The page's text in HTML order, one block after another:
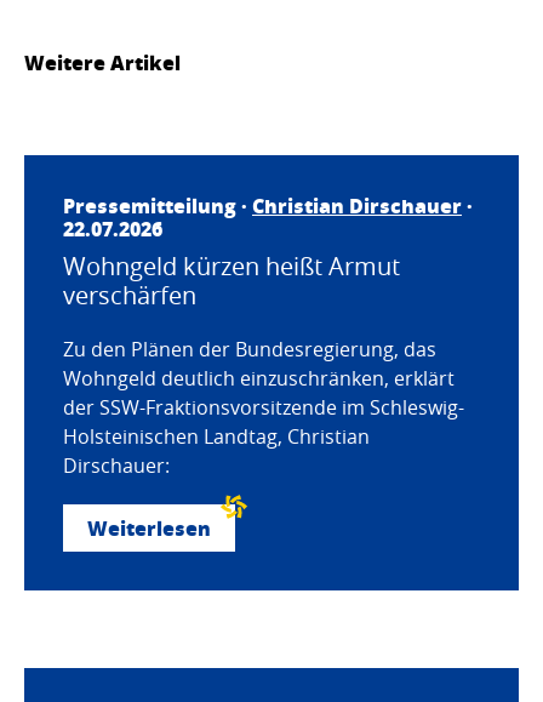
Weitere Artikel
Pressemitteilung · Christian Dirschauer·
22.07.2026
Wohngeld kürzen heißt Armut
verschärfen
Zu den Plänen der Bundesregierung, das
Wohngeld deutlich einzuschränken, erklärt
der SSW-Fraktionsvorsitzende im Schleswig-
Holsteinischen Landtag, Christian
Dirschauer:
Weiterlesen